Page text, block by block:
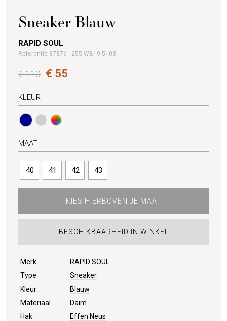
Sneaker Blauw
RAPID SOUL
Referentie 87876 - 255-WB19-5103
€ 110 € 55
KLEUR
MAAT
40 41 42 43
KIES HIERBOVEN JE MAAT
BESCHIKBAARHEID IN WINKEL
Merk
RAPID SOUL
Type
Sneaker
Kleur
Blauw
Materiaal
Daim
Hak
Effen Neus